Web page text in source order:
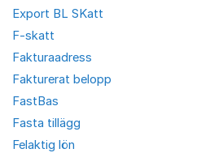
Export BL SKatt
F-skatt
Fakturaadress
Fakturerat belopp
FastBas
Fasta tillägg
Felaktig lön